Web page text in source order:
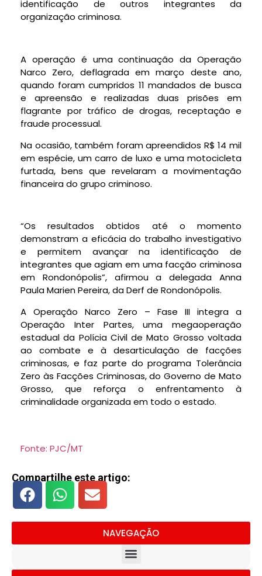
identificação de outros integrantes da
organização criminosa.
A operação é uma continuação da Operação
Narco Zero, deflagrada em março deste ano,
quando foram cumpridos 11 mandados de busca
e apreensão e realizadas duas prisões em
flagrante por tráfico de drogas, receptação e
fraude processual.
Na ocasião, também foram apreendidos R$ 14 mil
em espécie, um carro de luxo e uma motocicleta
furtada, bens que revelaram a movimentação
financeira do grupo criminoso.
“Os resultados obtidos até o momento
demonstram a eficácia do trabalho investigativo
e permitem avançar na identificação de
integrantes que agiam em uma facção criminosa
em Rondonópolis”, afirmou a delegada Anna
Paula Marien Pereira, da Derf de Rondonópolis.
A Operação Narco Zero – Fase III integra a
Operação Inter Partes, uma megaoperação
estadual da Polícia Civil de Mato Grosso voltada
ao combate e à desarticulação de facções
criminosas, e faz parte do programa Tolerância
Zero às Facções Criminosas, do Governo de Mato
Grosso, que reforça o enfrentamento à
criminalidade organizada em todo o estado.
Fonte: PJC/MT
Compartilhe este artigo:
NAVEGAÇÃO